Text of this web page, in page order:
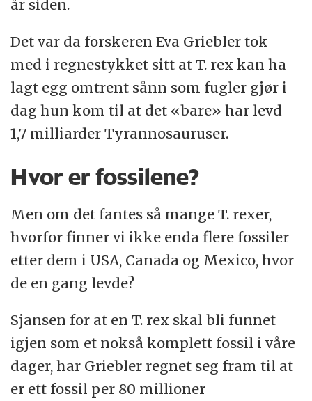
år siden.
Det var da forskeren Eva Griebler tok
med i regnestykket sitt at T. rex kan ha
lagt egg omtrent sånn som fugler gjør i
dag hun kom til at det «bare» har levd
1,7 milliarder Tyrannosauruser.
Hvor er fossilene?
Men om det fantes så mange T. rexer,
hvorfor finner vi ikke enda flere fossiler
etter dem i USA, Canada og Mexico, hvor
de en gang levde?
Sjansen for at en T. rex skal bli funnet
igjen som et nokså komplett fossil i våre
dager, har Griebler regnet seg fram til at
er ett fossil per 80 millioner